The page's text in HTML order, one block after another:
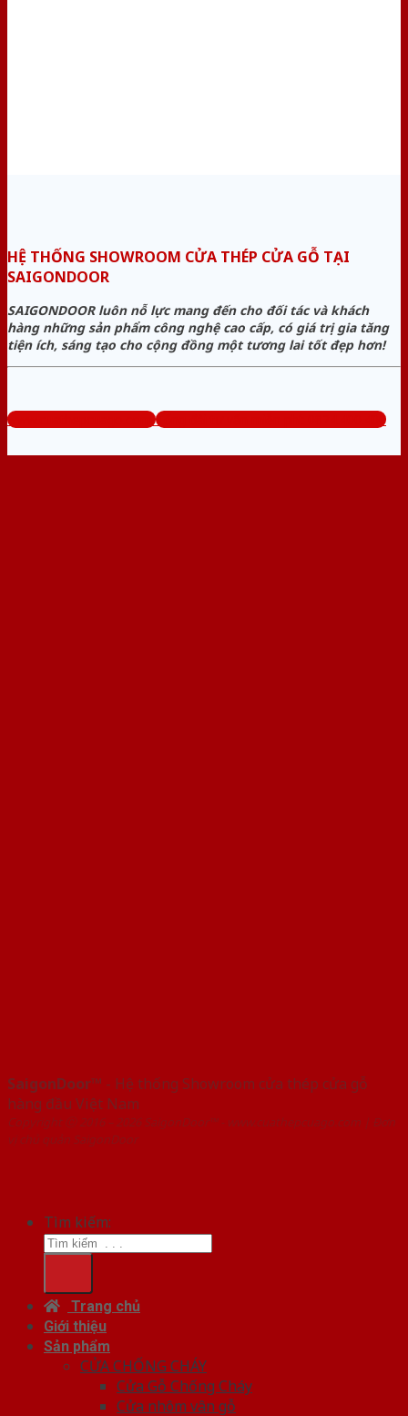
HỆ THỐNG SHOWROOM CỬA THÉP CỬA GỖ TẠI
SAIGONDOOR
SAIGONDOOR luôn nỗ lực mang đến cho đối tác và khách
hàng những sản phẩm công nghệ cao cấp, có giá trị gia tăng
tiện ích, sáng tạo cho cộng đồng một tương lai tốt đẹp hơn!
www.cuathepcuago.com Tổng đài tư vấn miễn phí: 0824.400.400
SaigonDoor™ - Hệ thống Showroom cửa thép cửa gỗ
hàng đầu Việt Nam
Copyright ⓒ 2016 – 2026 SaigonDoor™ - www.cuathepcuago.com | Đơn
vị chủ quản SaigonDoor
Tìm kiếm:
Trang chủ
Giới thiệu
Sản phẩm
CỬA CHỐNG CHÁY
Cửa Gỗ Chống Cháy
Cửa nhôm vân gỗ